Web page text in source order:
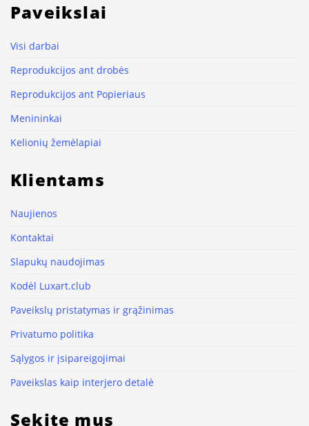
Paveikslai
Visi darbai
Reprodukcijos ant drobės
Reprodukcijos ant Popieriaus
Menininkai
Kelionių žemėlapiai
Klientams
Naujienos
Kontaktai
Slapukų naudojimas
Kodėl Luxart.club
Paveikslų pristatymas ir grąžinimas
Privatumo politika
Sąlygos ir įsipareigojimai
Paveikslas kaip interjero detalė
Sekite mus